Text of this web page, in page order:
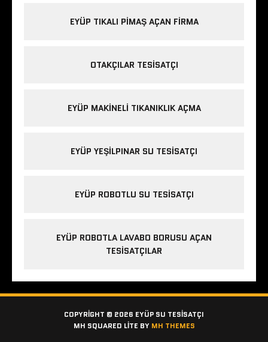
EYÜP TIKALI PIMAŞ AÇAN FIRMA
OTAKÇILAR TESISATÇI
EYÜP MAKINELI TIKANIKLIK AÇMA
EYÜP YEŞILPINAR SU TESISATÇI
EYÜP ROBOTLU SU TESISATÇI
EYÜP ROBOTLA LAVABO BORUSU AÇAN
TESISATÇILAR
COPYRIGHT © 2026 EYÜP SU TESISATÇI
MH SQUARED LITE BY MH THEMES